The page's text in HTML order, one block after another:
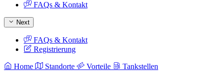
FAQs & Kontakt
Next
FAQs & Kontakt
Registrierung
Home Standorte Vorteile Tankstellen